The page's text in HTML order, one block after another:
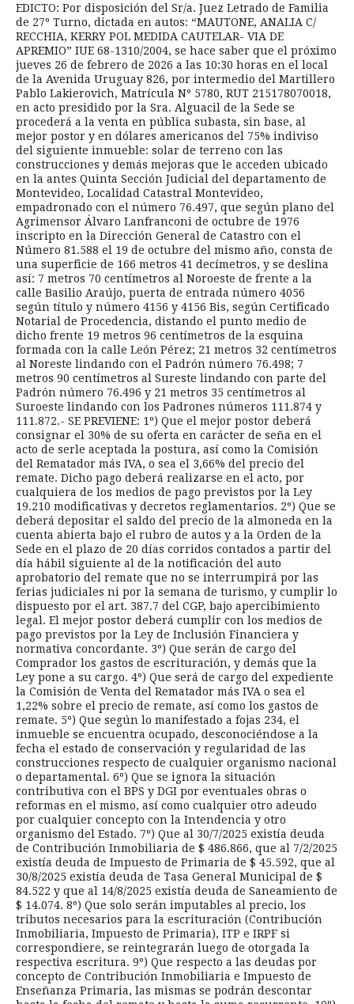
EDICTO: Por disposición del Sr/a. Juez Letrado de Familia
de 27º Turno, dictada en autos: “MAUTONE, ANALIA C/
RECCHIA, KERRY POL MEDIDA CAUTELAR- VIA DE
APREMIO” IUE 68-1310/2004, se hace saber que el próximo
jueves 26 de febrero de 2026 a las 10:30 horas en el local
de la Avenida Uruguay 826, por intermedio del Martillero
Pablo Lakierovich, Matrícula Nº 5780, RUT 215178070018,
en acto presidido por la Sra. Alguacil de la Sede se
procederá a la venta en pública subasta, sin base, al
mejor postor y en dólares americanos del 75% indiviso
del siguiente inmueble: solar de terreno con las
construcciones y demás mejoras que le acceden ubicado
en la antes Quinta Sección Judicial del departamento de
Montevideo, Localidad Catastral Montevideo,
empadronado con el número 76.497, que según plano del
Agrimensor Álvaro Lanfranconi de octubre de 1976
inscripto en la Dirección General de Catastro con el
Número 81.588 el 19 de octubre del mismo año, consta de
una superficie de 166 metros 41 decímetros, y se deslina
así: 7 metros 70 centímetros al Noroeste de frente a la
calle Basilio Araújo, puerta de entrada número 4056
según título y número 4156 y 4156 Bis, según Certificado
Notarial de Procedencia, distando el punto medio de
dicho frente 19 metros 96 centímetros de la esquina
formada con la calle León Pérez; 21 metros 32 centímetros
al Noreste lindando con el Padrón número 76.498; 7
metros 90 centímetros al Sureste lindando con parte del
Padrón número 76.496 y 21 metros 35 centímetros al
Suroeste lindando con los Padrones números 111.874 y
111.872.- SE PREVIENE: 1º) Que el mejor postor deberá
consignar el 30% de su oferta en carácter de seña en el
acto de serle aceptada la postura, así como la Comisión
del Rematador más IVA, o sea el 3,66% del precio del
remate. Dicho pago deberá realizarse en el acto, por
cualquiera de los medios de pago previstos por la Ley
19.210 modificativas y decretos reglamentarios. 2º) Que se
deberá depositar el saldo del precio de la almoneda en la
cuenta abierta bajo el rubro de autos y a la Orden de la
Sede en el plazo de 20 días corridos contados a partir del
día hábil siguiente al de la notificación del auto
aprobatorio del remate que no se interrumpirá por las
ferias judiciales ni por la semana de turismo, y cumplir lo
dispuesto por el art. 387.7 del CGP, bajo apercibimiento
legal. El mejor postor deberá cumplir con los medios de
pago previstos por la Ley de Inclusión Financiera y
normativa concordante. 3º) Que serán de cargo del
Comprador los gastos de escrituración, y demás que la
Ley pone a su cargo. 4º) Que será de cargo del expediente
la Comisión de Venta del Rematador más IVA o sea el
1,22% sobre el precio de remate, así como los gastos de
remate. 5º) Que según lo manifestado a fojas 234, el
inmueble se encuentra ocupado, desconociéndose a la
fecha el estado de conservación y regularidad de las
construcciones respecto de cualquier organismo nacional
o departamental. 6º) Que se ignora la situación
contributiva con el BPS y DGI por eventuales obras o
reformas en el mismo, así como cualquier otro adeudo
por cualquier concepto con la Intendencia y otro
organismo del Estado. 7º) Que al 30/7/2025 existía deuda
de Contribución Inmobiliaria de $ 486.866, que al 7/2/2025
existía deuda de Impuesto de Primaria de $ 45.592, que al
30/8/2025 existía deuda de Tasa General Municipal de $
84.522 y que al 14/8/2025 existía deuda de Saneamiento de
$ 14.074. 8º) Que solo serán imputables al precio, los
tributos necesarios para la escrituración (Contribución
Inmobiliaria, Impuesto de Primaria), ITP e IRPF si
correspondiere, se reintegrarán luego de otorgada la
respectiva escritura. 9º) Que respecto a las deudas por
concepto de Contribución Inmobiliaria e Impuesto de
Enseñanza Primaria, las mismas se podrán descontar